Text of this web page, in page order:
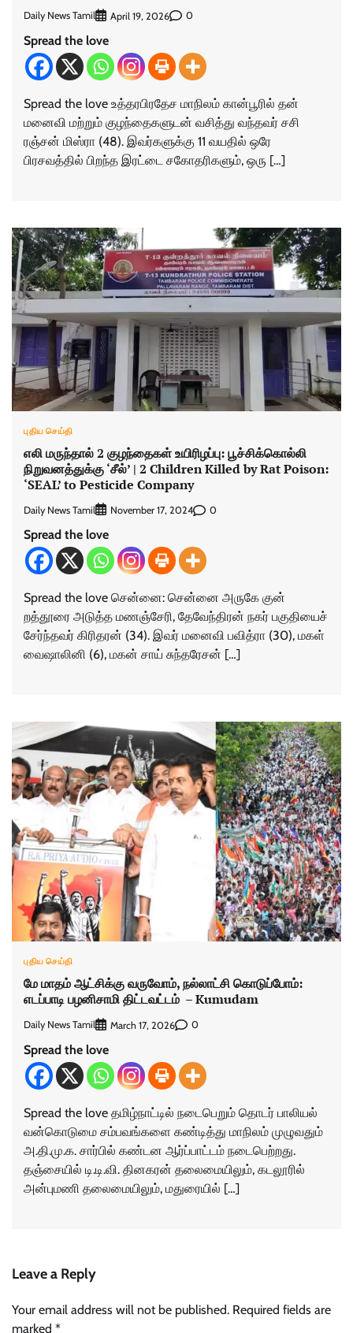
Daily News Tamil April 19, 2026 0
Spread the love
Spread the love உத்தரபிரதேச மாநிலம் கான்பூரில் தன்
மனைவி மற்றும் குழந்தைகளுடன் வசித்து வந்தவர் சசி
ரஞ்சன் மிஸ்ரா (48). இவர்களுக்கு 11 வயதில் ஒரே
பிரசவத்தில் பிறந்த இரட்டை சகோதரிகளும், ஒரு […]
புதிய செய்தி
எலி மருந்தால் 2 குழந்தைகள் உயிரிழப்பு: பூச்சிக்கொல்லி
நிறுவனத்துக்கு ‘சீல்’ | 2 Children Killed by Rat Poison:
‘SEAL’ to Pesticide Company
Daily News Tamil November 17, 2024 0
Spread the love
Spread the love சென்னை: சென்னை அருகே குன்​
றத்தூரை அடுத்த மணஞ்சேரி, தேவேந்திரன் நகர் பகுதி​யைச்
சேர்ந்​தவர் கிரிதரன் (34). இவர் மனைவி பவித்ரா (30), மகள்
வைஷாலினி (6), மகன் சாய் சுந்​தரேசன் […]
புதிய செய்தி
மே மாதம் ஆட்சிக்கு வருவோம், நல்லாட்சி கொடுப்போம்:
எடப்பாடி பழனிசாமி திட்டவட்டம் – Kumudam
Daily News Tamil March 17, 2026 0
Spread the love
Spread the love தமிழ்நாட்டில் நடைபெறும் தொடர் பாலியல்
வன்கொடுமை சம்பவங்களை கண்டித்து மாநிலம் முழுவதும்
அ.தி.மு.க. சார்பில் கண்டன ஆர்ப்பாட்டம் நடைபெற்றது.
தஞ்சையில் டி.டி.வி. தினகரன் தலைமையிலும், கடலூரில்
அன்புமணி தலைமையிலும், மதுரையில் […]
Leave a Reply
Your email address will not be published. Required fields are
marked *